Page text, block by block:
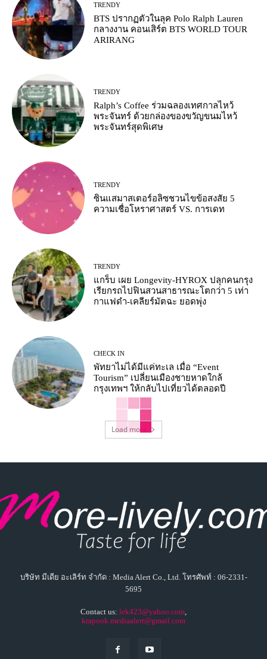
TRENDY
BTS ปรากฏตัวในลุค Polo Ralph Lauren
กลางงาน คอนเสิร์ต BTS WORLD TOUR
ARIRANG
TRENDY
Ralph’s Coffee ร่วมฉลองเทศกาลไหว้
พระจันทร์ ด้วยกล่องของขวัญขนมไหว้
พระจันทร์สุดพิเศษ
TRENDY
ซินแสมาสเตอร์อลิซชวนไขข้อสงสัย 5
ความเชื่อโหราศาสตร์ VS. การเดท
TRENDY
แกร็บ เผย Longevity-HYROX ปลุกคนกรุง
เรียกรถไปฟินสวนสาธารณะโตกว่า 5 เท่า
กาแฟดำ-เคลียร์มัตฉะ ยอดพุ่ง
CHECK IN
พัทยาไม่ได้มีแค่ทะเล เมื่อ “Event
Tourism” เปลี่ยนเมืองชายหาดใกล้
กรุงเทพฯ ให้กลับไปเที่ยวได้ตลอดปี
Load more
บริษัท มีเดีย อะเลิร์ท จำกัด : Media Alert Co., Ltd. โทรศัพท์ : 06-2331-
5695
Contact us: lek423@yahoo.com,
krapook.mediaalert@gmail.com